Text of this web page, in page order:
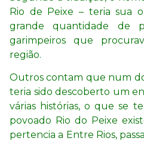
Rio de Peixe – teria sua
grande quantidade de
garimpeiros que
região.
Outros contam que num
teria sido descoberto um
várias histórias, o que se
povoado Rio do Peixe
pertencia a Entre Rios,